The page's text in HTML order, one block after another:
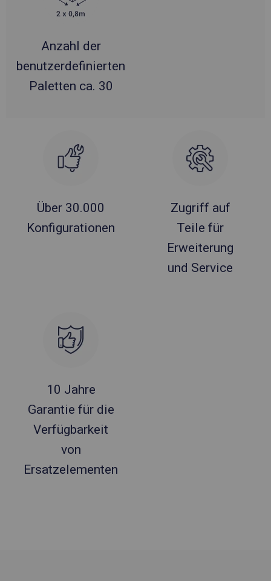
Anzahl der
benutzerdefinierten
Paletten ca. 30
Über 30.000
Konfigurationen
Zugriff auf
Teile für
Erweiterung
und Service
10 Jahre
Garantie für die
Verfügbarkeit
von
Ersatzelementen